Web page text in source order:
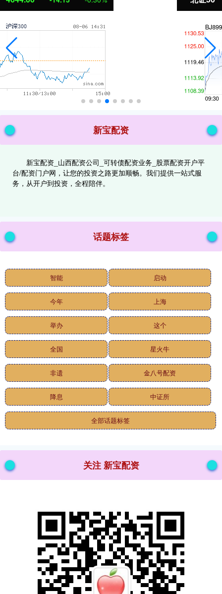
新宝配资
新宝配资_山西配资公司_可转债配资业务_股票配资开户平
台/配资门户网，让您的投资之路更加顺畅。我们提供一站式服
务，从开户到投资，全程陪伴。
话题标签
智能 启动
今年 上海
举办 这个
全国 星火牛
非遗 金八号配资
降息 中证所
全部话题标签
关注 新宝配资